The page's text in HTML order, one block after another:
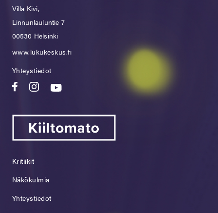
Villa Kivi,
Linnunlauluntie 7
00530 Helsinki
www.lukukeskus.fi
Yhteystiedot
Kritiikit
Näkökulmia
Yhteystiedot